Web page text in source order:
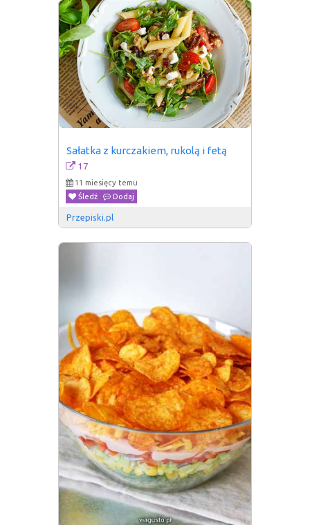
Sałatka z kurczakiem, rukolą i fetą
17
11 miesięcy temu
Śledź
Dodaj
Przepiski.pl